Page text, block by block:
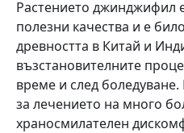
Растението джинджифил
полезни качества и е
древността в Китай и
възстановителните
време и след
за лечението на много
храносмилателен